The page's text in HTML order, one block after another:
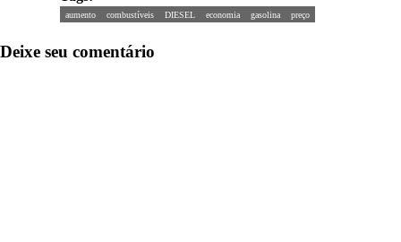
aumento combustíveis DIESEL economia gasolina preço
Deixe seu comentário